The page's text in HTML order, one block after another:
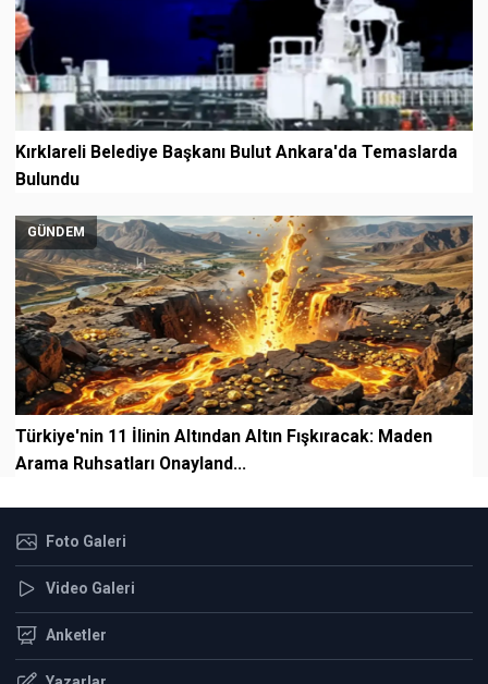
Kırklareli Belediye Başkanı Bulut Ankara'da Temaslarda
Bulundu
GÜNDEM
Türkiye'nin 11 İlinin Altından Altın Fışkıracak: Maden
Arama Ruhsatları Onayland...
Foto Galeri
Video Galeri
Anketler